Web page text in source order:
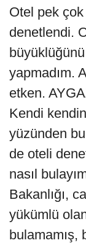
Otel pek
denetlendi.
yapmadım.
etken.
Kendi
yüzünden
de oteli
nasıl
Bakanlığı,
yükümlü
bulamamış,